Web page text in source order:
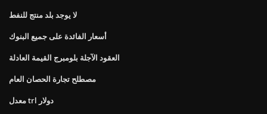
لا يوجد بلد منتج للنفط
أسعار الفائدة على جميع البنوك
العقود الآجلة بلومبرج القيمة العادلة
مصطلح تجارة الحصان العام
معدل trl دولار